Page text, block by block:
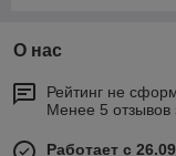
О нас
Рейтинг не
Менее 5 отзывов
Работает с